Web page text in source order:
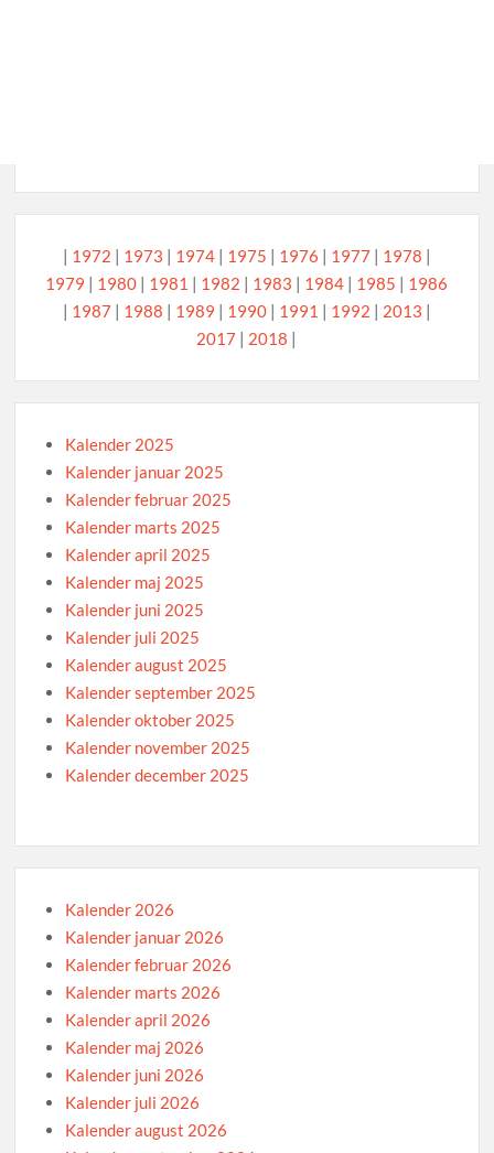
| 1972 | 1973 | 1974| 1975 | 1976 | 1977| 1978 |
1979 | 1980 | 1981 | 1982 | 1983 | 1984 | 1985 | 1986
| 1987| 1988 | 1989 | 1990| 1991 | 1992 | 2013 |
2017 | 2018 |
Kalender 2025
Kalender januar 2025
Kalender februar 2025
Kalender marts 2025
Kalender april 2025
Kalender maj 2025
Kalender juni 2025
Kalender juli 2025
Kalender august 2025
Kalender september 2025
Kalender oktober 2025
Kalender november 2025
Kalender december 2025
Kalender 2026
Kalender januar 2026
Kalender februar 2026
Kalender marts 2026
Kalender april 2026
Kalender maj 2026
Kalender juni 2026
Kalender juli 2026
Kalender august 2026